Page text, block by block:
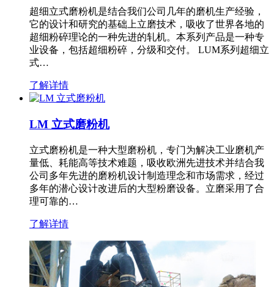
超细立式磨粉机是结合我们公司几年的磨机生产经验，
它的设计和研究的基础上立磨技术，吸收了世界各地的
超细粉碎理论的一种先进的轧机。本系列产品是一种专
业设备，包括超细粉碎，分级和交付。 LUM系列超细立
式…
了解详情
LM 立式磨粉机
立式磨粉机是一种大型磨粉机，专门为解决工业磨机产
量低、耗能高等技术难题，吸收欧洲先进技术并结合我
公司多年先进的磨粉机设计制造理念和市场需求，经过
多年的潜心设计改进后的大型粉磨设备。立磨采用了合
理可靠的…
了解详情